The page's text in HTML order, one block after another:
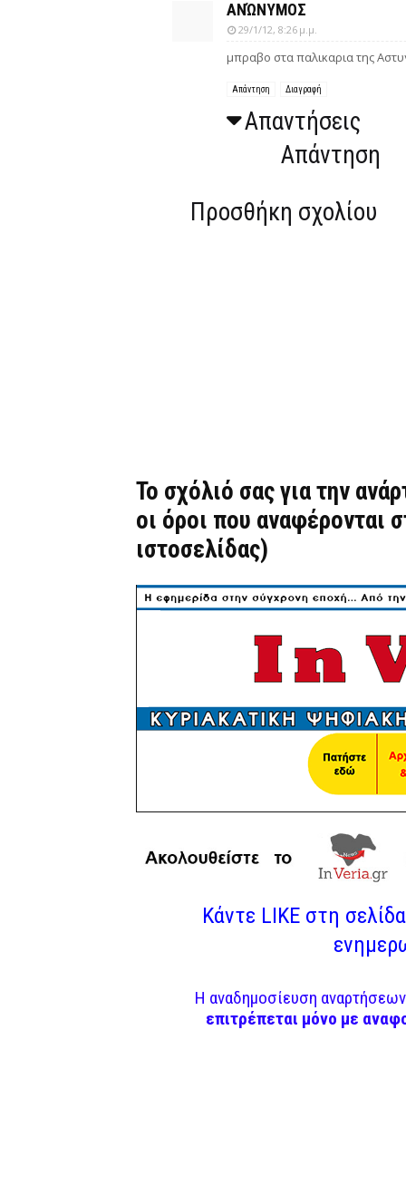
ΑΝΏΝΥΜΟΣ
29/1/12, 8:26 μ.μ.
μπραβο στα παλικαρια της
Απάντηση Διαγραφή
Απαντήσεις
Απάντηση
Προσθήκη σχολίου
Το σχόλιό σας για την
οι όροι που αναφέρονται
ιστοσελίδας)
Κάντε LIKE στη
Η αναδημοσίευση
επιτρέπεται μόνο με